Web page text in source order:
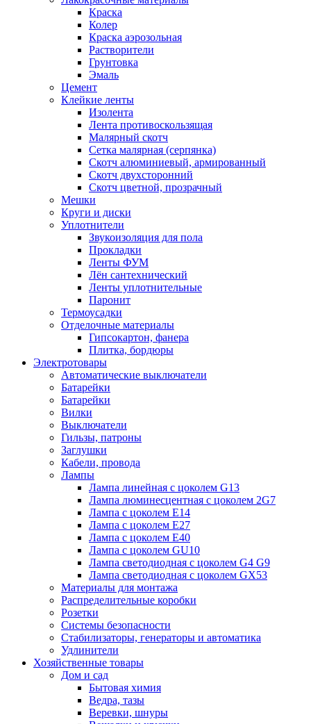
Краска
Колер
Краска аэрозольная
Растворители
Грунтовка
Эмаль
Цемент
Клейкие ленты
Изолента
Лента противоскользящая
Малярный скотч
Сетка малярная (серпянка)
Скотч алюминиевый, армированный
Скотч двухсторонний
Скотч цветной, прозрачный
Мешки
Круги и диски
Уплотнители
Звукоизоляция для пола
Прокладки
Ленты ФУМ
Лён сантехнический
Ленты уплотнительные
Паронит
Термоусадки
Отделочные материалы
Гипсокартон, фанера
Плитка, бордюры
Электротовары
Автоматические выключатели
Батарейки
Батарейки
Вилки
Выключатели
Гильзы, патроны
Заглушки
Кабели, провода
Лампы
Лампа линейная с цоколем G13
Лампа люминесцентная с цоколем 2G7
Лампа с цоколем E14
Лампа с цоколем E27
Лампа с цоколем E40
Лампа с цоколем GU10
Лампа светодиодная с цоколем G4 G9
Лампа светодиодная с цоколем GX53
Материалы для монтажа
Распределительные коробки
Розетки
Системы безопасности
Стабилизаторы, генераторы и автоматика
Удлинители
Хозяйственные товары
Дом и сад
Бытовая химия
Ведра, тазы
Веревки, шнуры